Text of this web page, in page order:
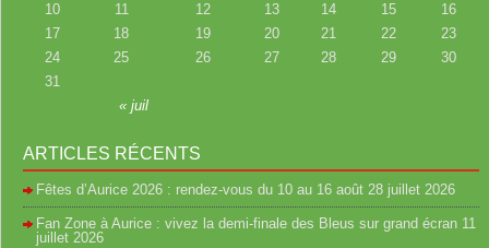
« juil
10
11 12 13 14 15
16
17
18 19 20 21 22
23
24
25 26 27 28 29
30
31
ARTICLES RÉCENTS
Fêtes d’Aurice 2026 : rendez-vous du 10 au 16 août 28 juillet 2026
Fan Zone à Aurice : vivez la demi-finale des Bleus sur grand écran 11
juillet 2026